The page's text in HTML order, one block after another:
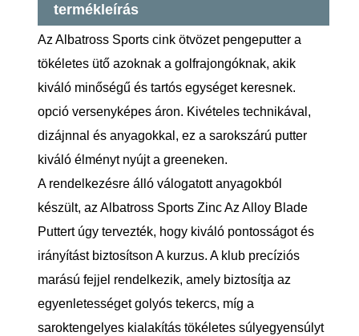
termékleírás
Az Albatross Sports cink ötvözet pengeputter a
tökéletes ütő azoknak a golfrajongóknak, akik
kiváló minőségű és tartós egységet keresnek.
opció versenyképes áron. Kivételes technikával,
dizájnnal és anyagokkal, ez a sarokszárú putter
kiváló élményt nyújt a greeneken.
A rendelkezésre álló válogatott anyagokból
készült, az Albatross Sports Zinc Az Alloy Blade
Puttert úgy tervezték, hogy kiváló pontosságot és
irányítást biztosítson A kurzus. A klub precíziós
marású fejjel rendelkezik, amely biztosítja az
egyenletességet golyós tekercs, míg a
saroktengelyes kialakítás tökéletes súlyegyensúlyt